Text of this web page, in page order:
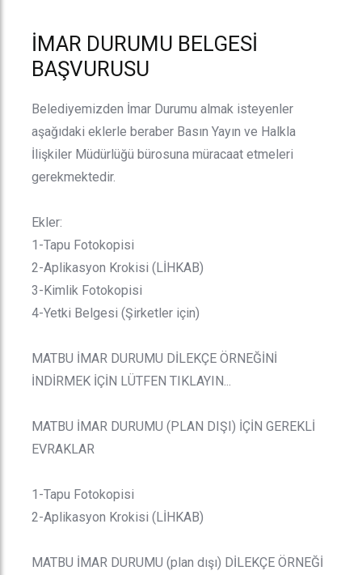
İMAR DURUMU BELGESİ
BAŞVURUSU
Belediyemizden İmar Durumu almak isteyenler
aşağıdaki eklerle beraber Basın Yayın ve Halkla
İlişkiler Müdürlüğü bürosuna müracaat etmeleri
gerekmektedir.
Ekler:
1-Tapu Fotokopisi
2-Aplikasyon Krokisi (LİHKAB)
3-Kimlik Fotokopisi
4-Yetki Belgesi (Şirketler için)
MATBU İMAR DURUMU DİLEKÇE ÖRNEĞİNİ
İNDİRMEK İÇİN LÜTFEN TIKLAYIN...
MATBU İMAR DURUMU (PLAN DIŞI) İÇİN GEREKLİ
EVRAKLAR
1-Tapu Fotokopisi
2-Aplikasyon Krokisi (LİHKAB)
MATBU İMAR DURUMU (plan dışı) DİLEKÇE ÖRNEĞİ